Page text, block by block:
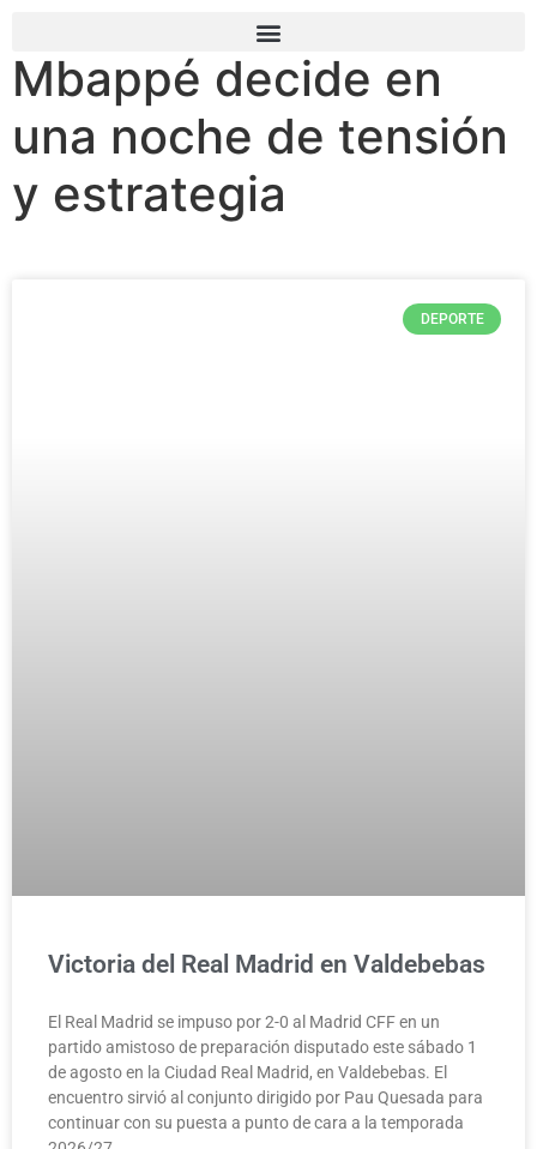
Mbappé decide en
una noche de tensión
y estrategia
DEPORTE
Victoria del Real Madrid en Valdebebas
El Real Madrid se impuso por 2-0 al Madrid CFF en un
partido amistoso de preparación disputado este sábado 1
de agosto en la Ciudad Real Madrid, en Valdebebas. El
encuentro sirvió al conjunto dirigido por Pau Quesada para
continuar con su puesta a punto de cara a la temporada